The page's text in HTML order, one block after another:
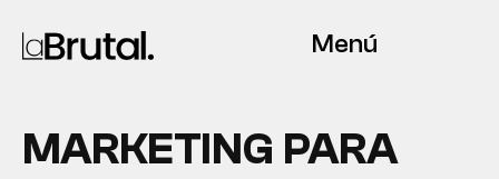
Menú
MARKETING PARA